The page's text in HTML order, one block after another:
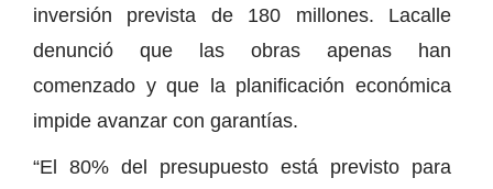
inversión prevista de 180 millones. Lacalle
denunció que las obras apenas han
comenzado y que la planificación económica
impide avanzar con garantías.
“El 80% del presupuesto está previsto para